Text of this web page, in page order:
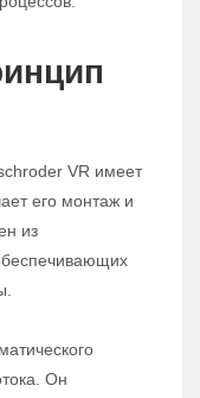
VR имеет
его монтаж и
из
Он